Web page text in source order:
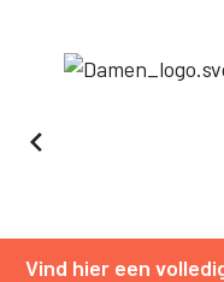
Vind hier een